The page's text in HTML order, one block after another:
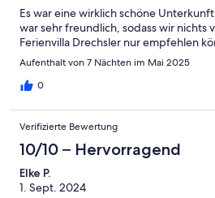
wieder und können diese Unterkunft
weiterempfehlen!
Es war eine wirklich schöne
war sehr freundlich, sodass wir nichts
Ferienvilla Drechsler nur empfehlen
Aufenthalt von 7 Nächten im Mai 2025
0
Verifizierte Bewertung
10/10 – Hervorragend
Elke P.
1. Sept. 2024